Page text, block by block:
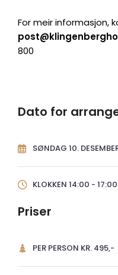
For meir informasjon,
800
Dato for
SØNDAG 10.
KLOKKEN 14:00 - 17:00
Priser
PER PERSON KR. 495,-